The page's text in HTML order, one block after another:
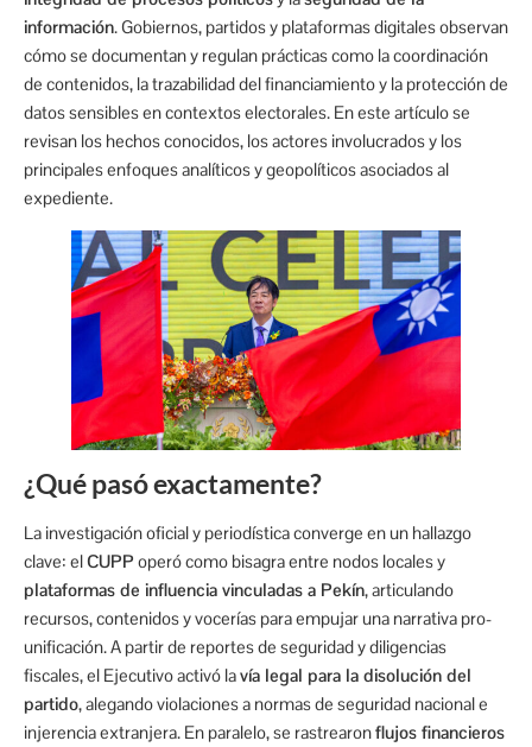
información. Gobiernos, partidos y plataformas digitales observan
cómo se documentan y regulan prácticas como la coordinación
de contenidos, la trazabilidad del financiamiento y la protección de
datos sensibles en contextos electorales. En este artículo se
revisan los hechos conocidos, los actores involucrados y los
principales enfoques analíticos y geopolíticos asociados al
expediente.
¿Qué pasó exactamente?
La investigación oficial y periodística converge en un hallazgo
clave: elCUPP operó como bisagra entre nodos locales y
plataformas de influencia vinculadas a Pekín, articulando
recursos, contenidos y vocerías para empujar una narrativa pro-
unificación. A partir de reportes de seguridad y diligencias
fiscales, el Ejecutivo activó lavía legal para la disolución del
partido, alegando violaciones a normas de seguridad nacional e
injerencia extranjera. En paralelo, se rastrearonflujos financieros